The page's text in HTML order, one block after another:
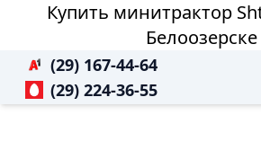
Купить минитрактор
Белоозерске
(29) 167-44-64
(29) 224-36-55